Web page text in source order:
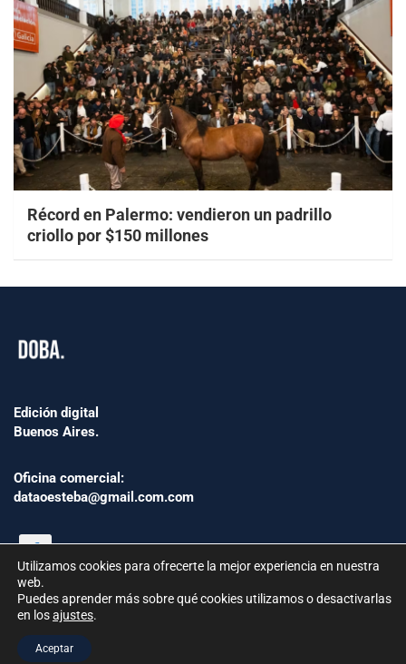
Récord en Palermo: vendieron un padrillo
criollo por $150 millones
Edición digital
Buenos Aires.
Oficina comercial:
dataoesteba@gmail.com.com
República Argentina | Todos los derechos reservados.
Utilizamos cookies para ofrecerte la mejor experiencia en nuestra
web.
Puedes aprender más sobre qué cookies utilizamos o desactivarlas
en losajustes.
Aceptar